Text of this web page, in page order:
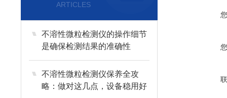
ARTICLES
不溶性微粒检测仪的操作细节
是确保检测结果的准确性
不溶性微粒检测仪保养全攻
略：做对这几点，设备稳用好